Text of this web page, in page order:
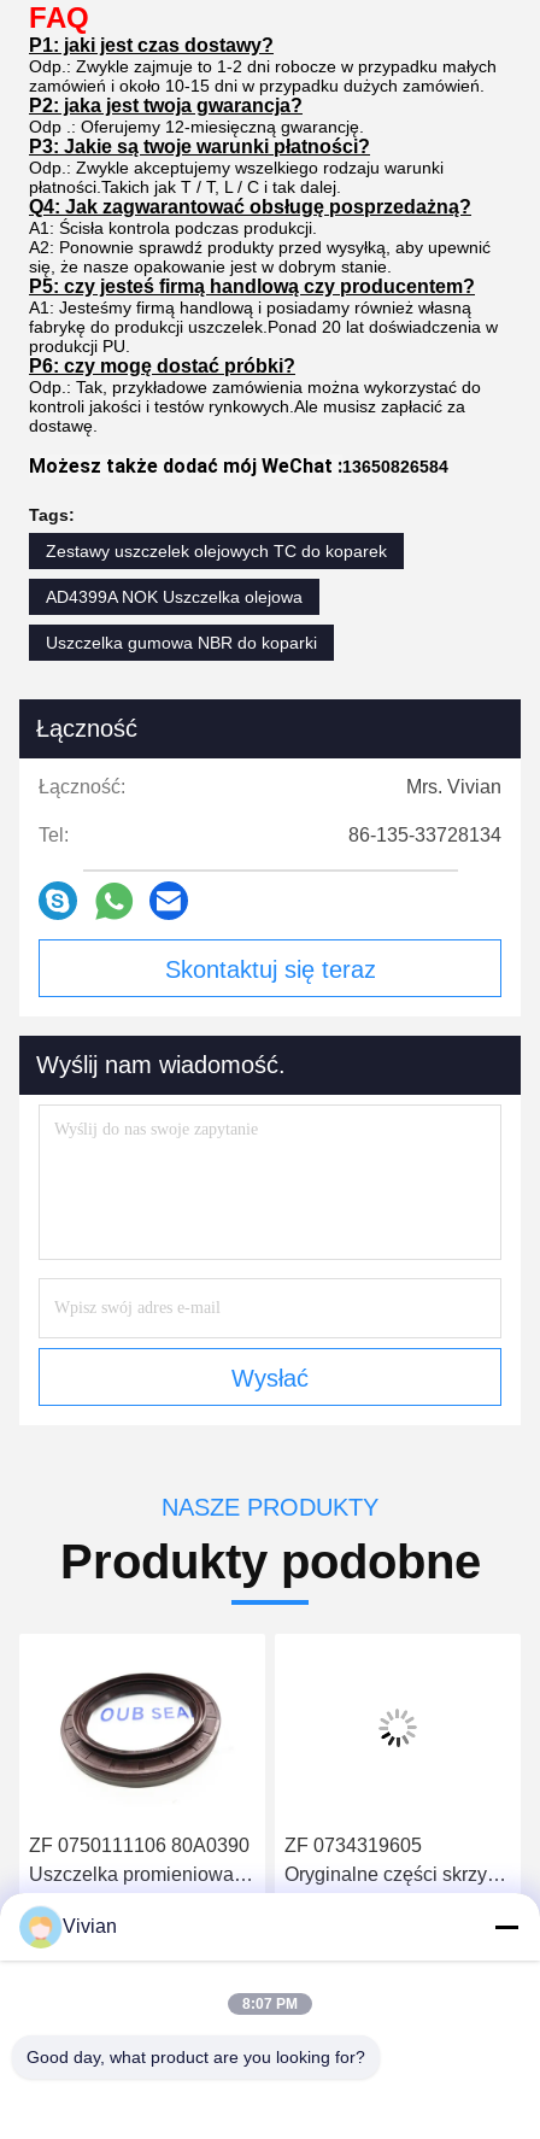
FAQ
P1: jaki jest czas dostawy?
Odp.: Zwykle zajmuje to 1-2 dni robocze w przypadku małych
zamówień i około 10-15 dni w przypadku dużych zamówień.
P2: jaka jest twoja gwarancja?
Odp .: Oferujemy 12-miesięczną gwarancję.
P3: Jakie są twoje warunki płatności?
Odp.: Zwykle akceptujemy wszelkiego rodzaju warunki
płatności.Takich jak T / T, L / C i tak dalej.
Q4: Jak zagwarantować obsługę posprzedażną?
A1: Ścisła kontrola podczas produkcji.
A2: Ponownie sprawdź produkty przed wysyłką, aby upewnić
się, że nasze opakowanie jest w dobrym stanie.
P5: czy jesteś firmą handlową czy producentem?
A1: Jesteśmy firmą handlową i posiadamy również własną
fabrykę do produkcji uszczelek.Ponad 20 lat doświadczenia w
produkcji PU.
P6: czy mogę dostać próbki?
Odp.: Tak, przykładowe zamówienia można wykorzystać do
kontroli jakości i testów rynkowych.Ale musisz zapłacić za
dostawę.
Możesz także dodać mój WeChat :13650826584
Tags:
Zestawy uszczelek olejowych TC do koparek
AD4399A NOK Uszczelka olejowa
Uszczelka gumowa NBR do koparki
Łączność
Łączność: Mrs. Vivian
Tel: 86-135-33728134
Skontaktuj się teraz
Wyślij nam wiadomość.
Wysłać
NASZE PRODUKTY
Produkty podobne
ZF 0750111106 80A0390
Uszczelka promieniowa
skrzyni biegów Liugong
Uzyskaj najlepszą cenę
ZF 0734319605
Oryginalne części skrzyni
Osłona wału
uszczelnienia osi
Uzyskaj najlepszą cenę
Vivian
8:07 PM
Good day, what product are you looking for?